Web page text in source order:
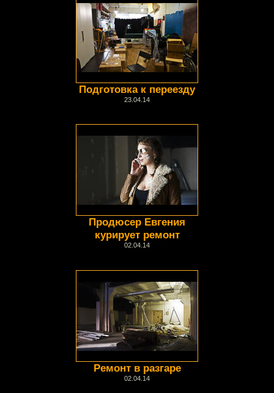
Подготовка к переезду
23.04.14
Продюсер Евгения
курирует ремонт
02.04.14
Ремонт в разгаре
02.04.14